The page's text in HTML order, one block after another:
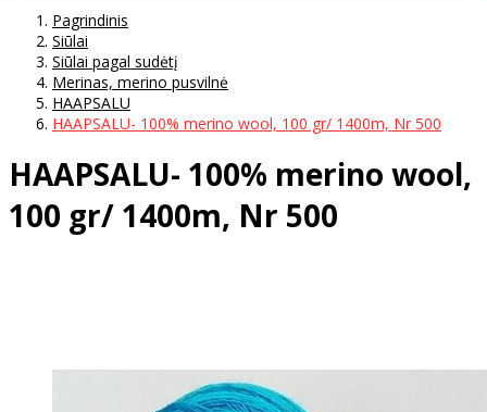
Pagrindinis
Siūlai
Siūlai pagal sudėtį
Merinas, merino pusvilnė
HAAPSALU
HAAPSALU- 100% merino wool, 100 gr/ 1400m, Nr 500
HAAPSALU- 100% merino wool,
100 gr/ 1400m, Nr 500